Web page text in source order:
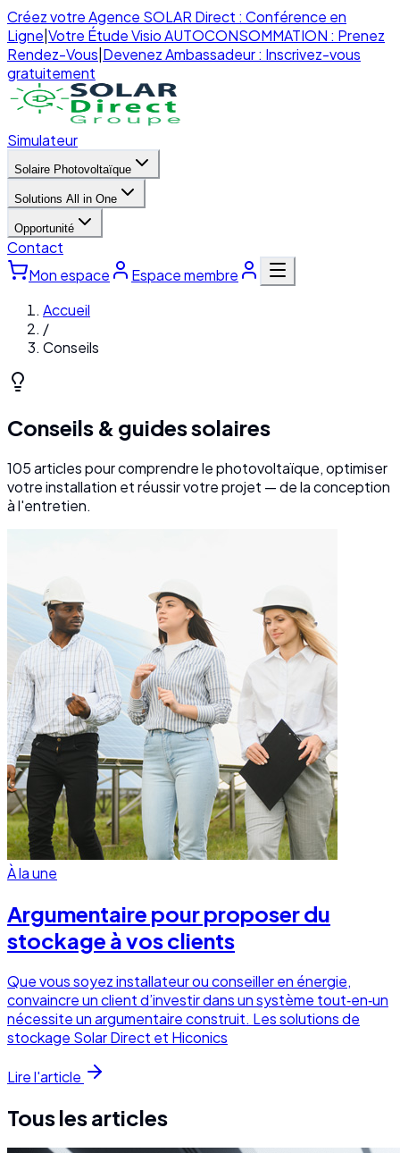
Créez votre Agence SOLAR Direct : Conférence en
Ligne Votre Étude Visio AUTOCONSOMMATION : Prenez
Rendez-Vous Devenez Ambassadeur : Inscrivez-vous
gratuitement
Simulateur
Solaire Photovoltaïque
Solutions All in One
Opportunité
Contact
Mon espace
Espace membre
Accueil
/
Conseils
Conseils & guides solaires
105articles pour comprendre le photovoltaïque, optimiser
votre installation et réussir votre projet — de la conception
à l'entretien.
À la une
Argumentaire pour proposer du
stockage à vos clients
Que vous soyez installateur ou conseiller en énergie,
convaincre un client d’investir dans un système tout‑en‑un
nécessite un argumentaire construit. Les solutions de
stockage Solar Direct et Hiconics
Lire l'article
Tous les articles